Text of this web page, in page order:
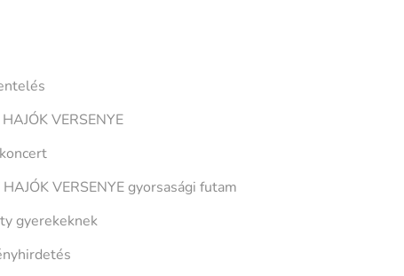
VERSENYE
VERSENYE gyorsasági futam
gyerekeknek